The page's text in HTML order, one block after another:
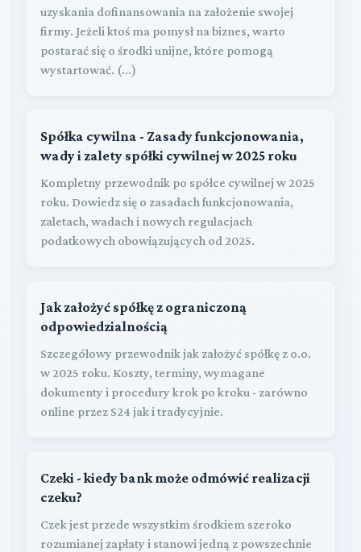
uzyskania dofinansowania na założenie swojej
firmy. Jeżeli ktoś ma pomysł na biznes, warto
postarać się o środki unijne, które pomogą
wystartować. (...)
Spółka cywilna - Zasady funkcjonowania,
wady i zalety spółki cywilnej w 2025 roku
Kompletny przewodnik po spółce cywilnej w 2025
roku. Dowiedz się o zasadach funkcjonowania,
zaletach, wadach i nowych regulacjach
podatkowych obowiązujących od 2025.
Jak założyć spółkę z ograniczoną
odpowiedzialnością
Szczegółowy przewodnik jak założyć spółkę z o.o.
w 2025 roku. Koszty, terminy, wymagane
dokumenty i procedury krok po kroku - zarówno
online przez S24 jak i tradycyjnie.
Czeki - kiedy bank może odmówić realizacji
czeku?
Czek jest przede wszystkim środkiem szeroko
rozumianej zapłaty i stanowi jedną z powszechnie